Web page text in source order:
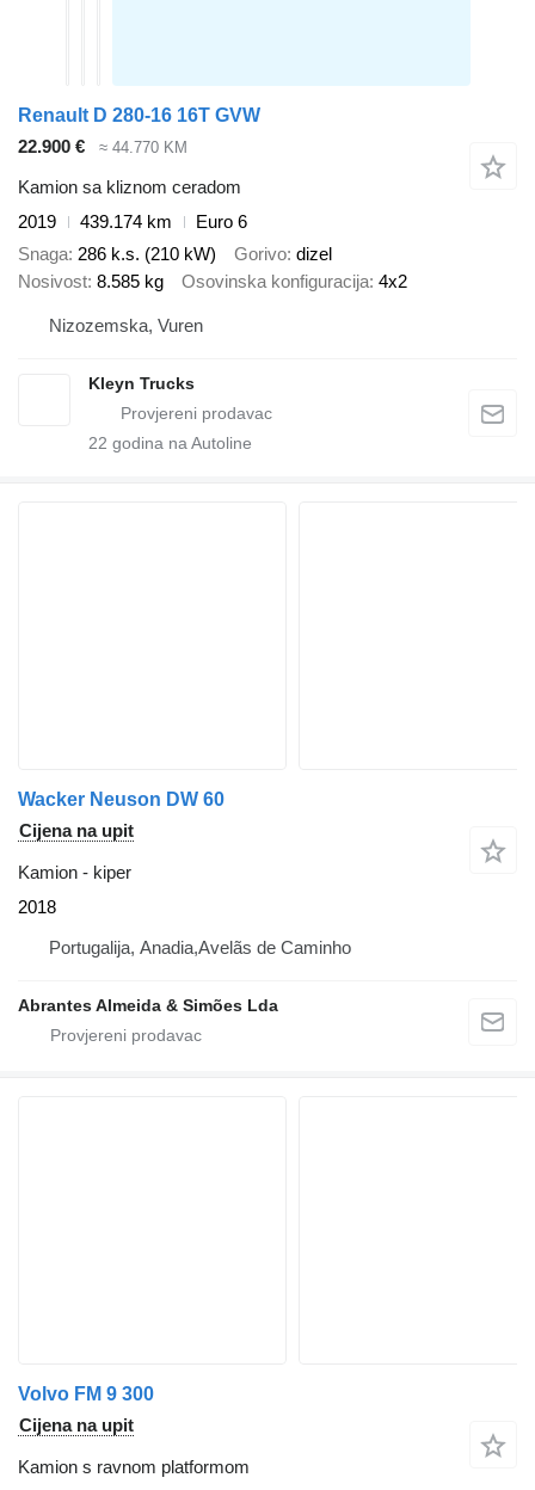
Renault D 280-16 16T GVW
22.900 €
≈ 44.770 KM
Kamion sa kliznom ceradom
2019
439.174 km
Euro 6
Snaga 286 k.s. (210 kW) Gorivo dizel
Nosivost 8.585 kg Osovinska konfiguracija 4x2
Nizozemska, Vuren
Kleyn Trucks
22 godina na Autoline
Wacker Neuson DW 60
Cijena na upit
Kamion - kiper
2018
Portugalija, Anadia,Avelãs de Caminho
Abrantes Almeida & Simões Lda
Volvo FM 9 300
Cijena na upit
Kamion s ravnom platformom